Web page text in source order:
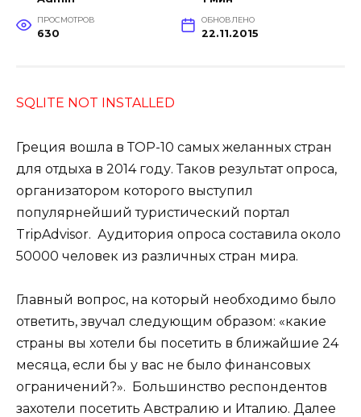
ПРОСМОТРОВ
630
ОБНОВЛЕНО
22.11.2015
SQLITE NOT INSTALLED
Греция вошла в ТОР-10 самых желанных стран
для отдыха в 2014 году. Таков результат опроса,
организатором которого выступил
популярнейший туристический портал
TripAdvisor. Аудитория опроса составила около
50000 человек из различных стран мира.
Главный вопрос, на который необходимо было
ответить, звучал следующим образом: «какие
страны вы хотели бы посетить в ближайшие 24
месяца, если бы у вас не было финансовых
ограничений?». Большинство респондентов
захотели посетить Австралию и Италию. Далее